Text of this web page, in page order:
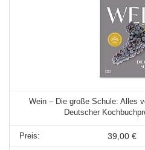
Wein – Die große Schule: Alles
Deutscher
39,00 €